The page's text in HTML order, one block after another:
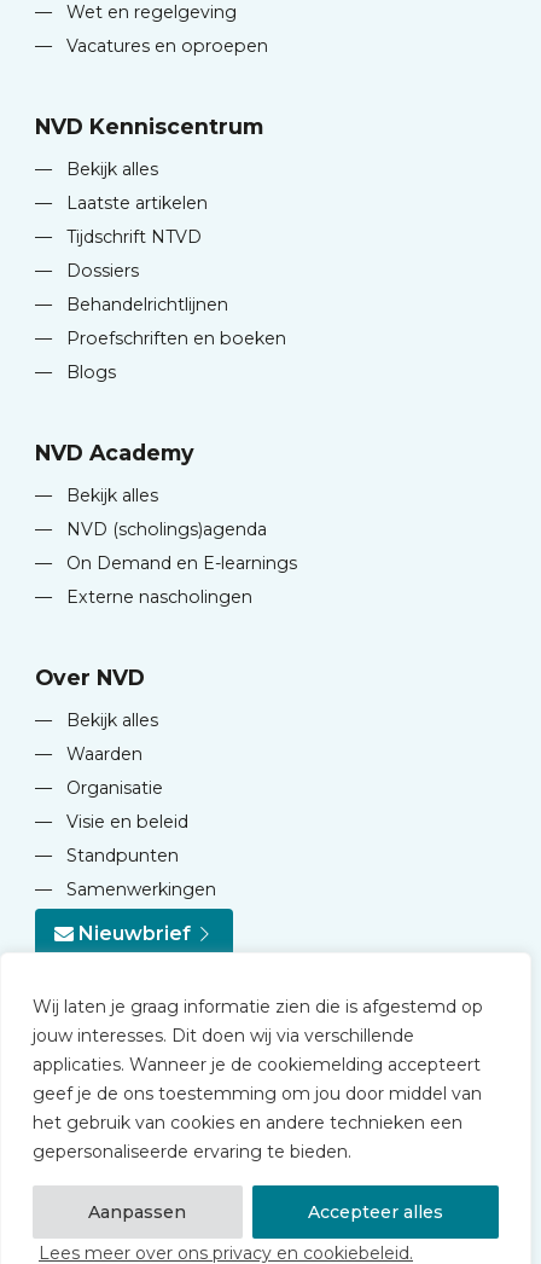
Wij laten je graag informatie zien die is afgestemd op
jouw interesses. Dit doen wij via verschillende
applicaties. Wanneer je de cookiemelding accepteert
geef je de ons toestemming om jou door middel van
het gebruik van cookies en andere technieken een
gepersonaliseerde ervaring te bieden.
Aanpassen
Accepteer alles
Lees meer over ons privacy en cookiebeleid.
—
Wet en regelgeving
—
Vacatures en oproepen
NVD Kenniscentrum
—
Bekijk alles
—
Laatste artikelen
—
Tijdschrift NTVD
—
Dossiers
—
Behandelrichtlijnen
—
Proefschriften en boeken
—
Blogs
NVD Academy
—
Bekijk alles
—
NVD (scholings)agenda
—
On Demand en E-learnings
—
Externe nascholingen
Over NVD
—
Bekijk alles
—
Waarden
—
Organisatie
—
Visie en beleid
—
Standpunten
—
Samenwerkingen
Nieuwbrief
© 2026 NVD
Privacy statement
Disclaimer